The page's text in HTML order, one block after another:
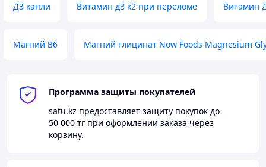
Д3 капли Витамин д3 к2 при переломе Витамин
Магний В6 Магний глицинат Now Foods Magnesium
Программа защиты покупателей
satu.kz предоставляет защиту покупок до
50 000 тг при оформлении заказа через
корзину.